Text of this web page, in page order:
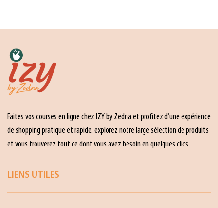
Faites vos courses en ligne chez IZY by Zedna et profitez d’une expérience
de shopping pratique et rapide. explorez notre large sélection de produits
et vous trouverez tout ce dont vous avez besoin en quelques clics.
LIENS UTILES